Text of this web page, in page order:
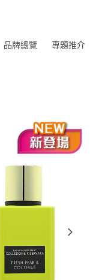
品牌總覽 專題推介